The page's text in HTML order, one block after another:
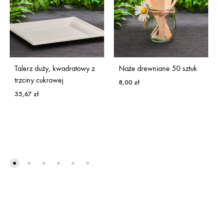
Talerz duży, kwadratowy z
trzciny cukrowej
35,67 zł
Noże drewniane 50 sztuk
8,00 zł